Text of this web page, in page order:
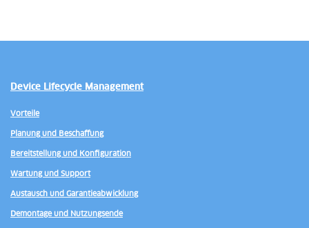
Device Lifecycle Management
Vorteile
Planung und Beschaffung
Bereitstellung und Konfiguration
Wartung und Support
Austausch und Garantieabwicklung
Demontage und Nutzungsende